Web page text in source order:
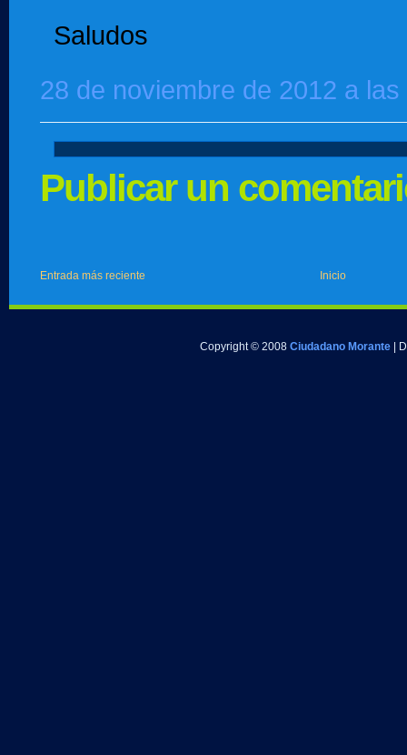
Saludos
28 de noviembre de 2012 a las
Publicar un
Entrada más reciente Inicio
Copyright © 2008 Ciudadano Morante |